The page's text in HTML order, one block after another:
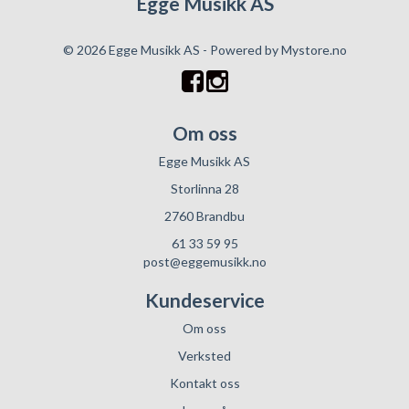
© 2026 Egge Musikk AS - Powered byMystore.no
Om oss
Egge Musikk AS
Storlinna 28
2760 Brandbu
61 33 59 95
post@eggemusikk.no
Kundeservice
Om oss
Verksted
Kontakt oss